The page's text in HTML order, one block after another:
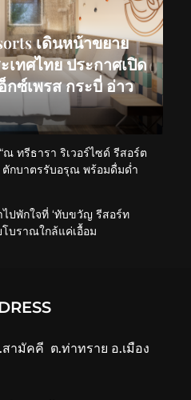
เดินหน้าขยาย
ทศไทย ประกาศเปิด
กซ์เพรส กระบี่ อ่าว
ณ ทรีธารา ริเวอร์ไซด์ รีสอร์ต
ตักบาตรรับอรุณ พร้อมดื่มด่ำ
ไปพักใจที่ ‘ทับขวัญ รีสอร์ท
บราณใกล้แค่เอื้อม
ามัคคี ต.ท่าทราย อ.เมือง